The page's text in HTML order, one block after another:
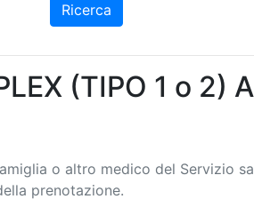
Ricerca
(TIPO 1 o 2)
o altro medico del Servizio
prenotazione.